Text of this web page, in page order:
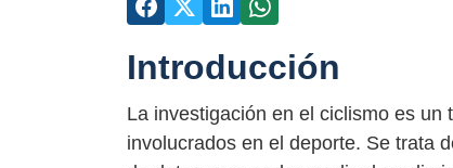
Introducción
La investigación en el ciclismo es
involucrados en el deporte. Se trata